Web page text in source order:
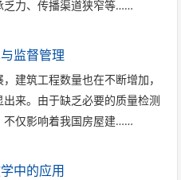
乏力、传播渠道狭窄等……
监督管理
建筑工程数量也在不断增加，
来。由于缺乏必要的质量检测
不仅影响着我国房屋建……
中的应用